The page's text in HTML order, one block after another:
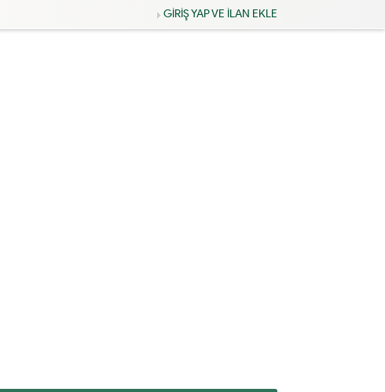
GİRİŞ YAP VE İLAN EKLE